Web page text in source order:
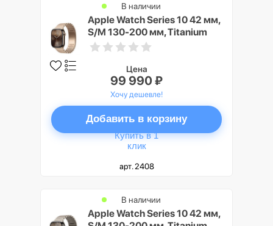
Apple Watch Series 10 42 мм,
S/M 130-200 мм, Titanium
Case GPS+Cellular, Gold
В наличии
Цена
99 990 ₽
Хочу дешевле!
Добавить в корзину
Купить в 1
клик
арт. 2408
Apple Watch Series 10 42 мм,
В наличии